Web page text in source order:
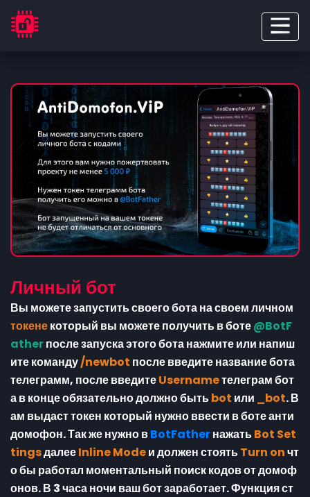
Личный бот
Вы можете запустить своего бота на своем личном
токенекоторый вы можете получить в боте@BotF
atherпосле запуска этого бота нажмите или напиш
ите команду/newbot после введите название бота
телеграмм, после введитеUsernameтелеграм бот
а в конце обязательно должно бытьbot или _bot. В
ам выдаст токен который нужно ввести в боте анти
домофон. Так же нужно вBotFatherнажатьBot Set
tingsдалееInline Modeи должен стоятьTurn onчт
о бы работал моментальный поиск кодов от домоф
онов. В 3 часа ночи ваш бот заработает. Функция ст